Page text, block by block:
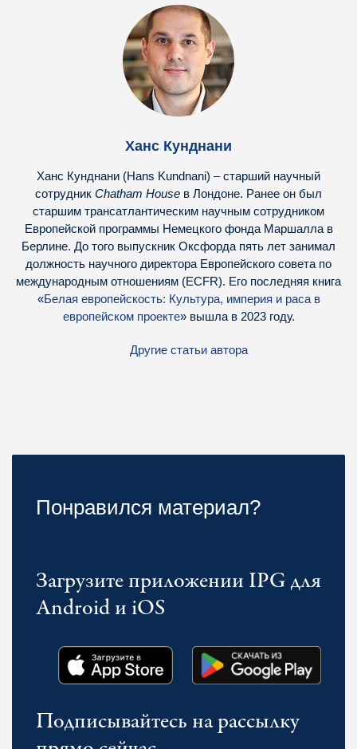
Ханс Кунднани
Ханс Кунднани (Hans Kundnani) – старший научный
сотрудник Chatham House в Лондоне. Ранее он был
старшим трансатлантическим научным сотрудником
Европейской программы Немецкого фонда Маршалла в
Берлине. До того выпускник Оксфорда пять лет занимал
должность научного директора Европейского совета по
международным отношениям (ECFR). Его последняя книга
«Белая европейскость: Культура, империя и раса в
европейском проекте» вышла в 2023 году.
Другие статьи автора
Понравился материал?
Загрузите приложении IPG для
Android и iOS
Подписывайтесь на рассылку